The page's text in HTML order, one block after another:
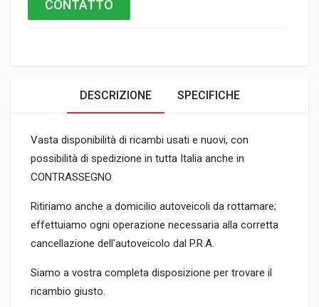
CONTATTO
DESCRIZIONE SPECIFICHE
Vasta disponibilità di ricambi usati e nuovi, con
possibilità di spedizione in tutta Italia anche in
CONTRASSEGNO
Ritiriamo anche a domicilio autoveicoli da rottamare;
effettuiamo ogni operazione necessaria alla corretta
cancellazione dell'autoveicolo dal P.R.A.
Siamo a vostra completa disposizione per trovare il
ricambio giusto.